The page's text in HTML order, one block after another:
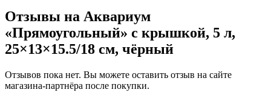
Отзывы на Аквариум
«Прямоугольный» с крышкой, 5 л,
25×13×15.5/18 см, чёрный
Отзывов пока нет. Вы можете оставить отзыв на сайте
магазина-партнёра после покупки.